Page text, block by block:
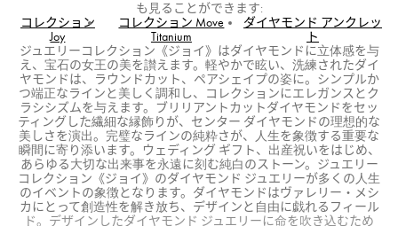
も見ることができます:
コレクション
Joy
コレクション Move
Titanium
ダイヤモンド アンクレッ
ト
ジュエリーコレクション《ジョイ》はダイヤモンドに立体感を与
え、宝石の女王の美を讃えます。軽やかで眩い、洗練されたダイ
ヤモンドは、ラウンドカット、ペアシェイプの姿に。シンプルか
つ端正なラインと美しく調和し、コレクションにエレガンスとク
ラシシズムを与えます。ブリリアントカットダイヤモンドをセッ
ティングした繊細な縁飾りが、センター ダイヤモンドの理想的な
美しさを演出。完璧なラインの純粋さが、人生を象徴する重要な
瞬間に寄り添います。ウェディング ギフト、出産祝いをはじめ、
あらゆる大切な出来事を永遠に刻む純白のストーン。ジュエリー
コレクション《ジョイ》のダイヤモンド ジュエリーが多くの人生
のイベントの象徴となります。ダイヤモンドはヴァレリー・メシ
カにとって創造性を解き放ち、デザインと自由に戯れるフィール
ド。デザインしたダイヤモンド ジュエリーに命を吹き込むため